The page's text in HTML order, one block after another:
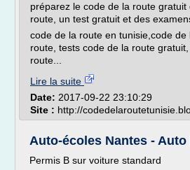
préparez le code de la route
route, un test gratuit et des
code de la route en tunisie,code
route, tests code de la route
route...
Lire la suite
Date: 2017-09-22 23:10:29
Site : http://
Auto-écoles Nantes -
Permis B sur voiture standard